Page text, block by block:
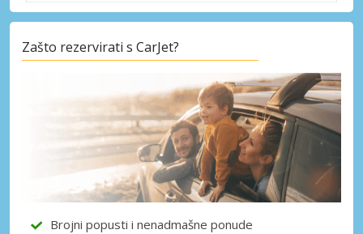
Posebni popusti
dobavljača
Prijava putem eLinka
Zašto rezervirati s CarJet?
Brojni popusti i nenadmašne ponude